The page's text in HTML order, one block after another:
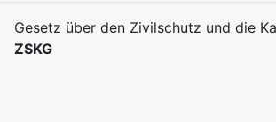
Gesetz über den Zivilschutz und die
ZSKG